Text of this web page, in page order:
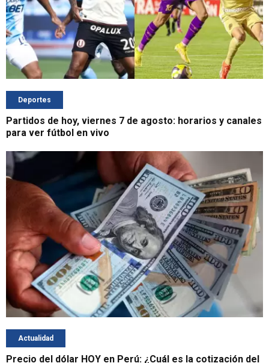
Deportes
Partidos de hoy, viernes 7 de agosto: horarios y canales
para ver fútbol en vivo
Actualidad
Precio del dólar HOY en Perú: ¿Cuál es la cotización del